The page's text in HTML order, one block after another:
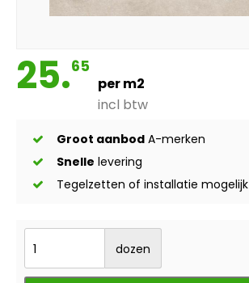
25.65
per m2
incl btw
Groot aanbod A-merken
Snelle levering
Tegelzetten of installatie mogelijk
dozen